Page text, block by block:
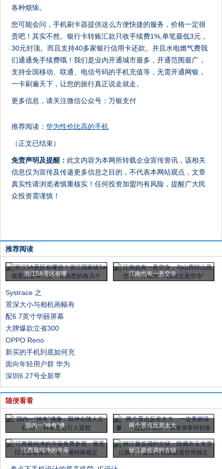
各种烦恼。
您可能会问，手机刷卡器提供这么方便快捷的服务，价格一定很
贵吧！其实不然。银行卡转账汇款只收手续费1%,单笔最低3元，
30元封顶。而且支持40多家银行信用卡还款。并且水电燃气费我
们通通免手续费哦！我们是业内开通城市最多，开通范围最广，
支持全国移动、联通、电信号码的手机充值等，无需开通网银，
一卡刷遍天下，让您的旅行真正说走就走。
更多信息，请关注微信公众号：万银支付
推荐阅读：华为性价比高的手机
（正文已结束）
免责声明及提醒： 此文内容为本网所转载企业宣传资讯，该相关
信息仅为宣传及传递更多信息之目的，不代表本网站观点，文章
真实性请浏览者慎重核实！任何投资加盟均有风险，提醒广大民
众投资需谨慎！
推荐阅读
浙江5A景区有哪 江南也有一悬空寺
Systrace 之
景深大小与相机画幅有
配6.7英寸华丽屏幕
大牌爆款立省300
OPPO Reno
新买的手机到底如何充
面向年轻用户群 华为
深圳6.27号全新苹
随便看看
国内一“神奇”佛 两个景点反差太大
江西最纯净的寺庙 丽江最低调的古镇